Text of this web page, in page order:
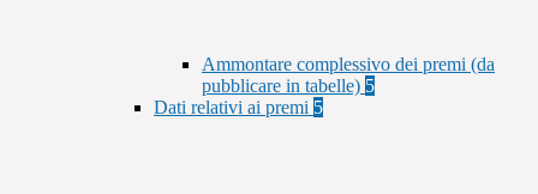
Ammontare complessivo dei premi (da
pubblicare in tabelle) 5
Dati relativi ai premi 5